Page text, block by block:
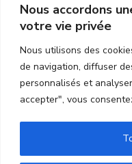
Nous accordons
votre vie privée
Nous utilisons des
de navigation, diffuser
personnalisés et
accepter", vous
Vélo : un bol d’air marin
Peinture : l’art de
GALERIE PHOTO